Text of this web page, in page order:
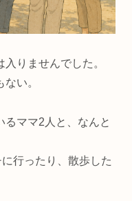
りませんでした。
い。
るママ2人と、なんと
行ったり、散歩した